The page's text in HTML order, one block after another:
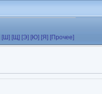
[Ш] [Щ] [Э] [Ю] [Я] [Прочее]